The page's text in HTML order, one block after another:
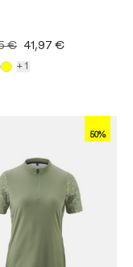
+1
€ 41,97 €
50%